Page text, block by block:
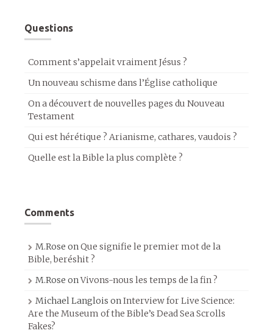
Questions
Comment s’appelait vraiment Jésus ?
Un nouveau schisme dans l’Église catholique
On a découvert de nouvelles pages du Nouveau
Testament
Qui est hérétique ? Arianisme, cathares, vaudois ?
Quelle est la Bible la plus complète ?
Comments
M.Rose onQue signifie le premier mot de la
Bible, beréshit ?
M.Rose onVivons-nous les temps de la fin ?
Michael Langlois onInterview for Live Science:
Are the Museum of the Bible’s Dead Sea Scrolls
Fakes?